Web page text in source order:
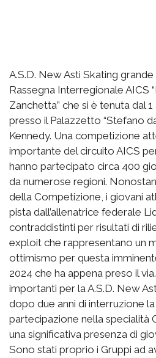
A.S.D. New Asti Skating
Rassegna Interregionale AICS
Zanchetta” che si è tenuta dal
presso il Palazzetto “Stefano
Kennedy. Una competizione
importante del circuito AICS
hanno partecipato circa 400
da numerose regioni.
della Competizione, i giovani
pista dall’allenatrice federale
contraddistinti per risultati di
exploit che rappresentano un
ottimismo per questa
2024 che ha appena preso il
importanti per la A.S.D. New
dopo due anni di interruzione
partecipazione nella specialità
una significativa presenza di
Sono stati proprio i Gruppi ad